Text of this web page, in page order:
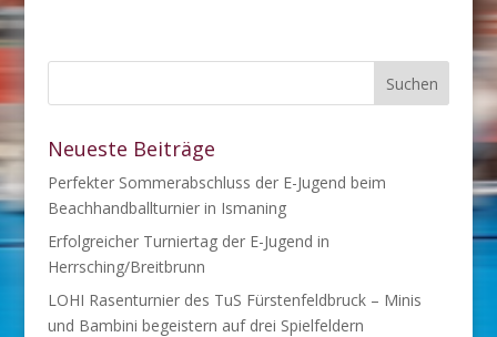
Neueste Beiträge
Perfekter Sommerabschluss der E-Jugend beim
Beachhandballturnier in Ismaning
Erfolgreicher Turniertag der E-Jugend in
Herrsching/Breitbrunn
LOHI Rasenturnier des TuS Fürstenfeldbruck – Minis
und Bambini begeistern auf drei Spielfeldern